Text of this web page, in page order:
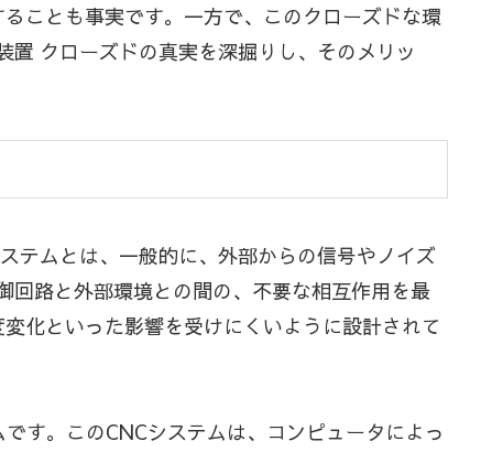
ことも事実です。一方で、このクローズドな環
クローズドの真実を深掘りし、そのメリッ
テムとは、一般的に、外部からの信号やノイズ
回路と外部環境との間の、不要な相互作用を最
化といった影響を受けにくいように設計されて
す。このCNCシステムは、コンピュータによっ